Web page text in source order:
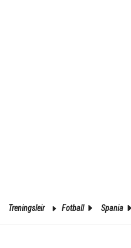
Treningsleir Fotball Spania